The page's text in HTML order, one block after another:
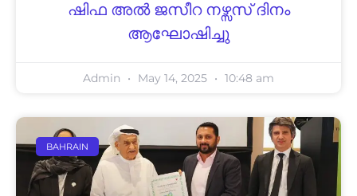
ഷിഫ അല്‍ ജസീറ നഴ്സസ് ദിനം
ആഘോഷിച്ചു
Admin May 14, 2025 10:48 am
BAHRAIN